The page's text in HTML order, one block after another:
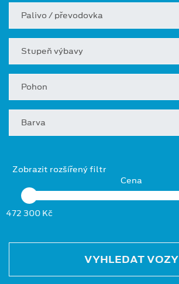
Palivo / převodovka
Stupeň výbavy
Pohon
Barva
Zobrazit rozšířený filtr
Cena
472 300 Kč
VYHLEDAT VOZY